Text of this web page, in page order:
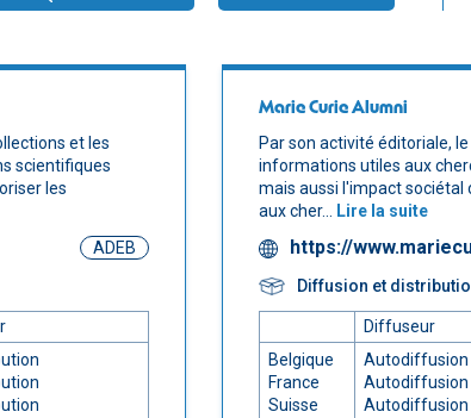
et les
scientifiques
les
ADEB
Marie Curie Alumni
Par son activité éditoriale,
informations utiles aux
mais aussi l'impact sociétal
aux cher...
Lire la suite
https://
Diffusion et
Diffuseur
Belgique
Autodiffusion
France
Autodiffusion
Suisse
Autodiffusion